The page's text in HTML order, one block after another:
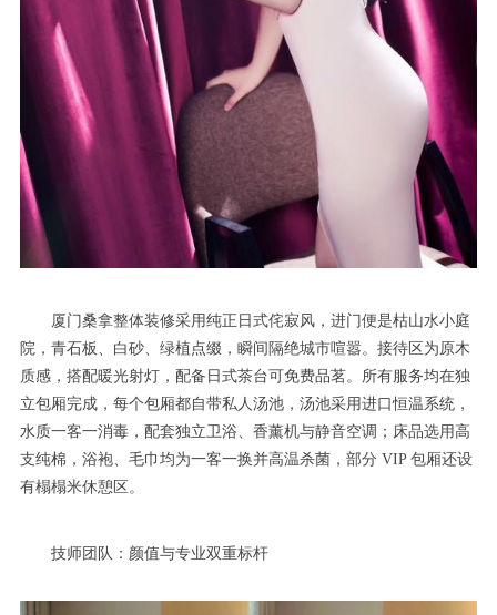
厦门桑拿整体装修采用纯正日式侘寂风，进门便是枯山水小庭
院，青石板、白砂、绿植点缀，瞬间隔绝城市喧嚣。接待区为原木
质感，搭配暖光射灯，配备日式茶台可免费品茗。所有服务均在独
立包厢完成，每个包厢都自带私人汤池，汤池采用进口恒温系统，
水质一客一消毒，配套独立卫浴、香薰机与静音空调；床品选用高
支纯棉，浴袍、毛巾均为一客一换并高温杀菌，部分 VIP 包厢还设
有榻榻米休憩区。
技师团队：颜值与专业双重标杆